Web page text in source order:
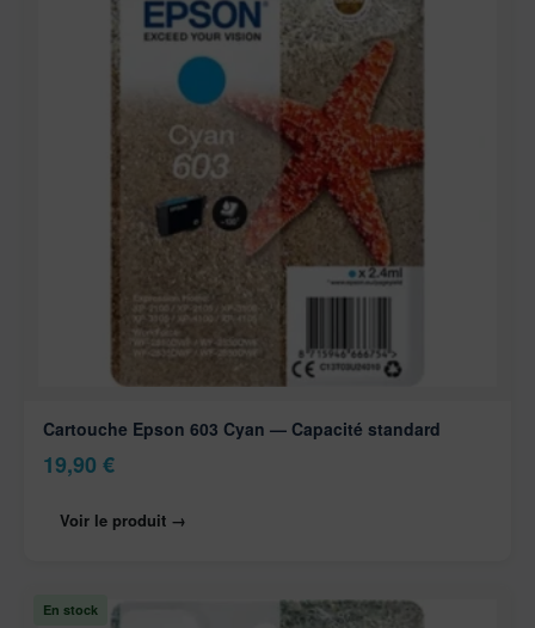
Cartouche Epson 603 Cyan — Capacité standard
19,90 €
Voir le produit →
En stock